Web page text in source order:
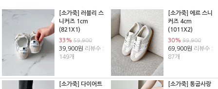
[소가죽] 러블리 스
니커즈 1cm
(821X1)
33%59,900
39,900원 리뷰수 :
149개
[소가죽] 에르 스니
커즈 4cm
(1011X2)
30%99,900
69,900원 리뷰수 :
87개
[소가죽] 다이어트
[소가죽] 통굽사랑